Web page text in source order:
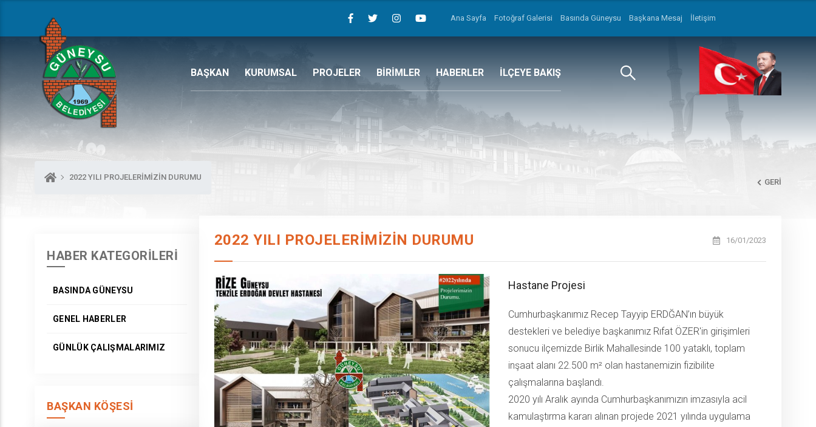
Ana Sayfa Fotoğraf Galerisi Basında Güneysu Başkana Mesaj İletişim
BAŞKAN KURUMSAL PROJELER BİRİMLER HABERLER İLÇEYE BAKIŞ
2022 YILI PROJELERİMİZİN DURUMU
GERI
HABER KATEGORİLERİ
BASINDA GÜNEYSU
GENEL HABERLER
GÜNLÜK ÇALIŞMALARIMIZ
BAŞKAN KÖŞESI
2022 YILI PROJELERİMİZİN DURUMU 16/01/2023
Hastane Projesi
Cumhurbaşkanımız Recep Tayyip ERDĞAN’ın büyük
destekleri ve belediye başkanımız Rıfat ÖZER'in girişimleri
sonucu ilçemizde Birlik Mahallesinde 100 yataklı, toplam
inşaat alanı 22.500 m² olan hastanemizin fizibilite
çalışmalarına başlandı.
2020 yılı Aralık ayında Cumhurbaşkanımızın imzasıyla acil
kamulaştırma kararı alınan projede 2021 yılında uygulama